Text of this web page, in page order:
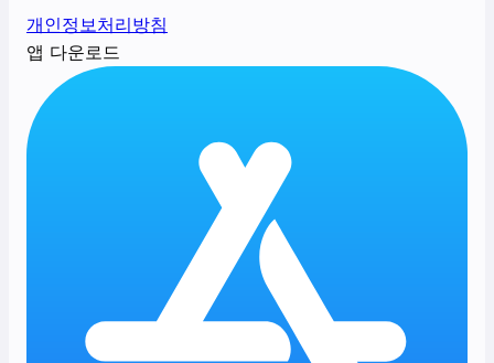
개인정보처리방침
앱 다운로드